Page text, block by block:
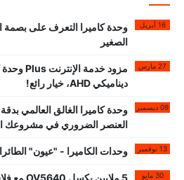
16 أبريل
وحدة كاميرا التعرف على بصمة
الصغير
27 مارس
ديناميكي AHD، خيار رائع!
09 ديسمبر
العنصر الضروري في مشروعك
13 نوفمبر وحدات الكاميرا - "عيون"
30 مايو